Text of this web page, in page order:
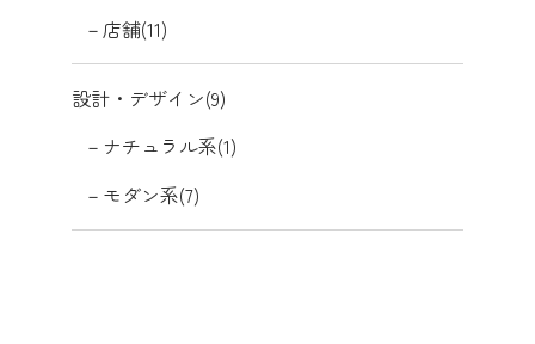
店舗(11)
設計・デザイン(9)
ナチュラル系(1)
モダン系(7)